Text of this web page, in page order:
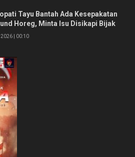
Tayu Bantah Ada Kesepakatan
Horeg, Minta Isu Disikapi Bijak
2026 | 00:10